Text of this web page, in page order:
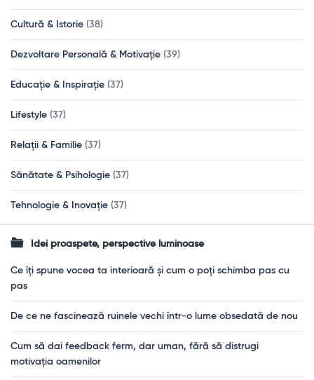
Cultură & Istorie (38)
Dezvoltare Personală & Motivație (39)
Educație & Inspirație (37)
Lifestyle (37)
Relații & Familie (37)
Sănătate & Psihologie (37)
Tehnologie & Inovație (37)
Idei proaspete, perspective luminoase
Ce îți spune vocea ta interioară și cum o poți schimba pas cu
pas
De ce ne fascinează ruinele vechi într-o lume obsedată de nou
Cum să dai feedback ferm, dar uman, fără să distrugi
motivația oamenilor